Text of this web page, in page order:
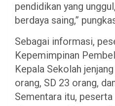
pendidikan yang
berdaya saing,”
Sebagai informasi,
Kepemimpinan
Kepala Sekolah
orang, SD 23 orang,
Sementara itu, peserta